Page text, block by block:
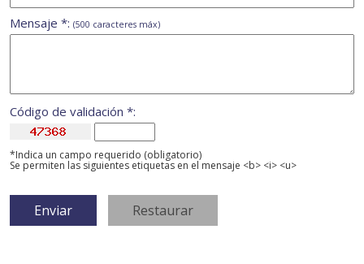
Mensaje *: (500 caracteres máx)
Código de validación *:
*Indica un campo requerido (obligatorio)
Se permiten las siguientes etiquetas en el mensaje <b> <i> <u>